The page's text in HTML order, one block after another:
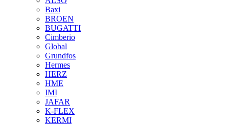
Baxi
BROEN
BUGATTI
Cimberio
Global
Grundfos
Hermes
HERZ
HME
IMI
JAFAR
K-FLEX
KERMI